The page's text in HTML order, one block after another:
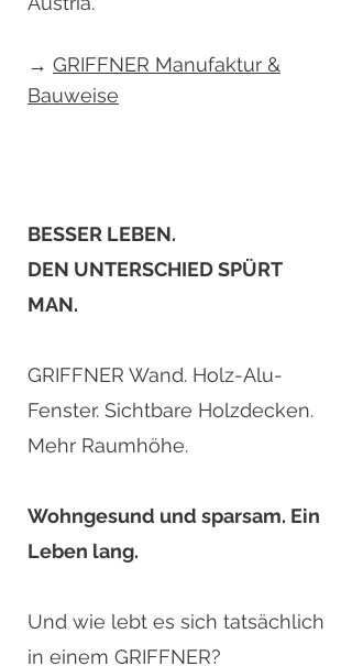
→ GRIFFNER Manufaktur &
Bauweise
BESSER LEBEN.
DEN UNTERSCHIED SPÜRT
MAN.
GRIFFNER Wand. Holz-Alu-
Fenster. Sichtbare Holzdecken.
Mehr Raumhöhe.
Wohngesund und sparsam. Ein
Leben lang.
Und wie lebt es sich tatsächlich
in einem GRIFFNER?